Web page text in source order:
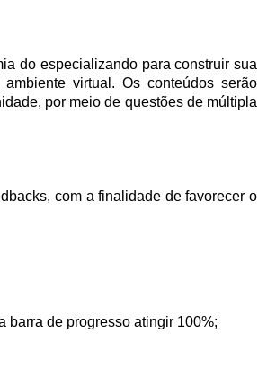
do especializando para construir sua
virtual. Os conteúdos serão
por meio de questões de múltipla
com a finalidade de favorecer o
barra de progresso atingir 100%;